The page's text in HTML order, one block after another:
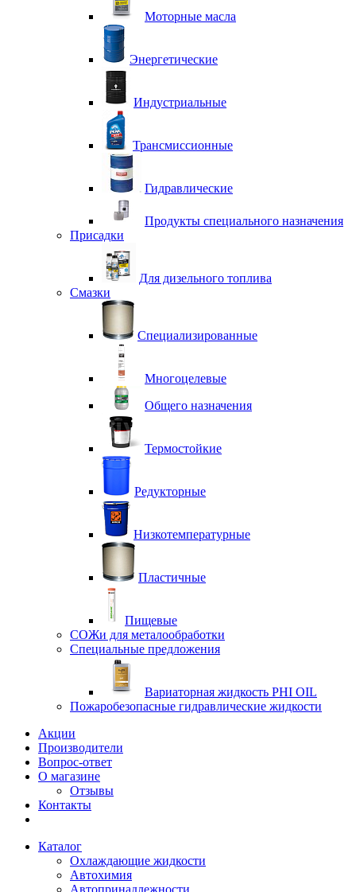
Моторные масла
Энергетические
Индустриальные
Трансмиссионные
Гидравлические
Продукты специального назначения
Присадки
Для дизельного топлива
Смазки
Специализированные
Многоцелевые
Общего назначения
Термостойкие
Редукторные
Низкотемпературные
Пластичные
Пищевые
СОЖи для металообработки
Специальные предложения
Вариаторная жидкость PHI OIL
Пожаробезопасные гидравлические жидкости
Акции
Производители
Вопрос-ответ
О магазине
Отзывы
Контакты
Каталог
Охлаждающие жидкости
Автохимия
Автопринадлежности